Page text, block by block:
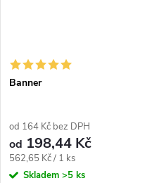
Banner
od 164 Kč bez DPH
od 198,44 Kč
Měrná
cena:
562,65 Kč / 1 ks
Skladem >5 ks